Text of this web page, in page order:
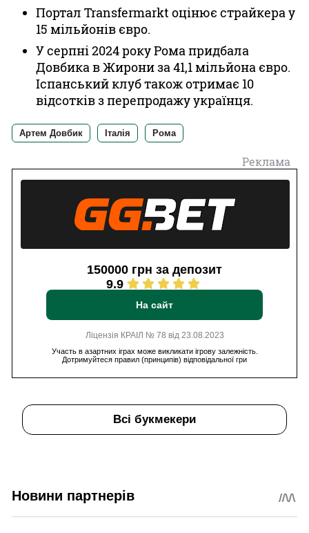
Портал Transfermarkt оцінює страйкера у
15 мільйонів євро.
У серпні 2024 року Рома придбала
Довбика в Жирони за 41,1 мільйона євро.
Іспанський клуб також отримає 10
відсотків з перепродажу українця.
Артем Довбик Італія Рома
Реклама
150000 грн за депозит
9.9
На сайт
Ліцензія КРАІЛ № 78 від 23.08.2023
Участь в азартних іграх може викликати ігрову залежність.
Дотримуйтеся правил (принципів) відповідальної гри
Всі букмекери